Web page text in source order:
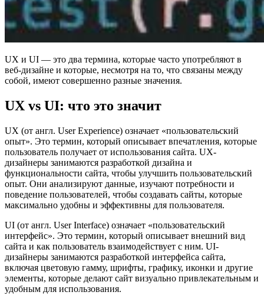
UX и UI — это два термина, которые часто употребляют в
веб-дизайне и которые, несмотря на то, что связаны между
собой, имеют совершенно разные значения.
UX vs UI: что это значит
UX (от англ. User Experience) означает «пользовательский
опыт». Это термин, который описывает впечатления, которые
пользователь получает от использования сайта. UX-
дизайнеры занимаются разработкой дизайна и
функциональности сайта, чтобы улучшить пользовательский
опыт. Они анализируют данные, изучают потребности и
поведение пользователей, чтобы создавать сайты, которые
максимально удобны и эффективны для пользователя.
UI (от англ. User Interface) означает «пользовательский
интерфейс». Это термин, который описывает внешний вид
сайта и как пользователь взаимодействует с ним. UI-
дизайнеры занимаются разработкой интерфейса сайта,
включая цветовую гамму, шрифты, графику, иконки и другие
элементы, которые делают сайт визуально привлекательным и
удобным для использования.